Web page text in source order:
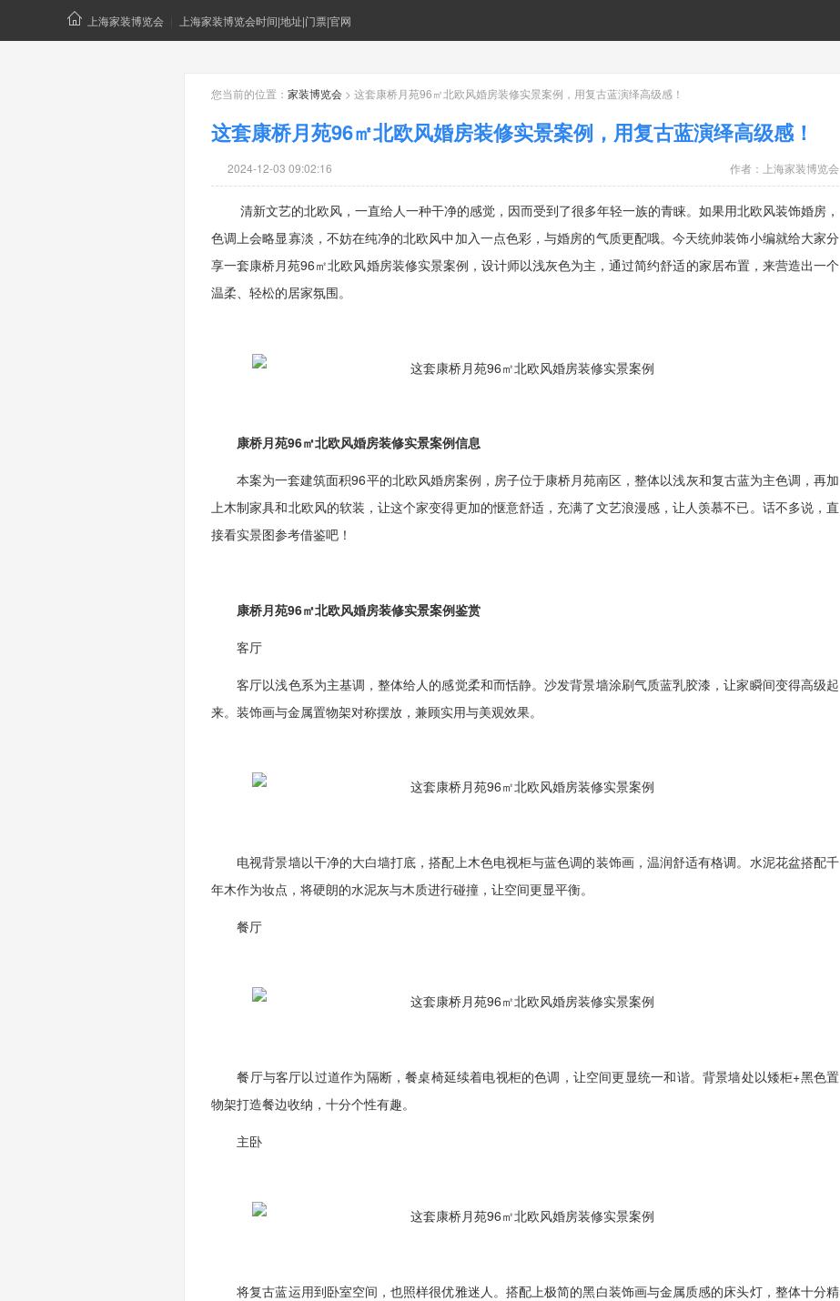
上海家装博览会 上海家装博览会时间|地址|门票|官网
您当前的位置： 家装博览会 > 这套康桥月苑96㎡北欧风婚房装修实景案例，用复古蓝演绎高级感！
这套康桥月苑96㎡北欧风婚房装修实景案例，用复古蓝演绎高级感！
2024-12-03 09:02:16 作者： 上海家装博览会
清新文艺的北欧风，一直给人一种干净的感觉，因而受到了很多年轻一族的青睐。如果用北欧风装饰婚房，
色调上会略显寡淡，不妨在纯净的北欧风中加入一点色彩，与婚房的气质更配哦。今天统帅装饰小编就给大家分
享一套康桥月苑96㎡北欧风婚房装修实景案例，设计师以浅灰色为主，通过简约舒适的家居布置，来营造出一个
温柔、轻松的居家氛围。
康桥月苑96㎡北欧风婚房装修实景案例信息
本案为一套建筑面积96平的北欧风婚房案例，房子位于康桥月苑南区，整体以浅灰和复古蓝为主色调，再加
上木制家具和北欧风的软装，让这个家变得更加的惬意舒适，充满了文艺浪漫感，让人羡慕不已。话不多说，直
接看实景图参考借鉴吧！
康桥月苑96㎡北欧风婚房装修实景案例鉴赏
客厅
客厅以浅色系为主基调，整体给人的感觉柔和而恬静。沙发背景墙涂刷气质蓝乳胶漆，让家瞬间变得高级起
来。装饰画与金属置物架对称摆放，兼顾实用与美观效果。
电视背景墙以干净的大白墙打底，搭配上木色电视柜与蓝色调的装饰画，温润舒适有格调。水泥花盆搭配千
年木作为妆点，将硬朗的水泥灰与木质进行碰撞，让空间更显平衡。
餐厅
餐厅与客厅以过道作为隔断，餐桌椅延续着电视柜的色调，让空间更显统一和谐。背景墙处以矮柜+黑色置
物架打造餐边收纳，十分个性有趣。
主卧
将复古蓝运用到卧室空间，也照样很优雅迷人。搭配上极简的黑白装饰画与金属质感的床头灯，整体十分精